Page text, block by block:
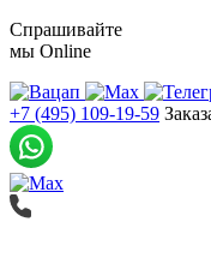
Спрашивайте
мы Online
+7 (495) 109-19-59